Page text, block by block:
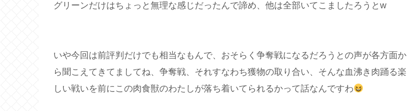
グリーンだけはちょっと無理な感じだったんで諦め、他は全部いてこましたろうとw
いや今回は前評判だけでも相当なもんで、おそらく争奪戦になるだろうとの声が各方面か
ら聞こえてきてましてね、争奪戦、それすなわち獲物の取り合い、そんな血沸き肉踊る楽
しい戦いを前にこの肉食獣のわたしが落ち着いてられるかって話なんですわ